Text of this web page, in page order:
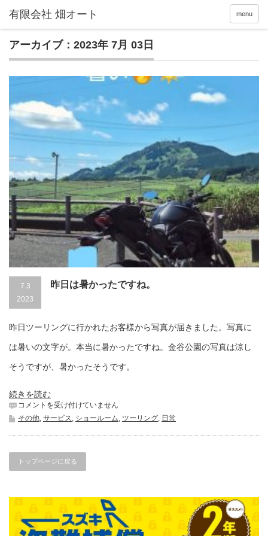
menu
アーカイブ：2023年 7月 03日
7.3
2023
昨日は暑かったですね。
昨日ツーリングに行かれたお客様から写真が届きました。写真に
は暑いの文字が。本当に暑かったですね。金谷公園の写真は涼し
そうですが、暑かったそうです。
続きを読む
昨
日
暑
た
ね。
コメントを受け付けていません
その他, サービス, ショールーム, ツーリング, 日常
トップページに戻る